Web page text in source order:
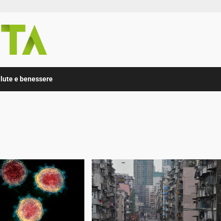
e benessere